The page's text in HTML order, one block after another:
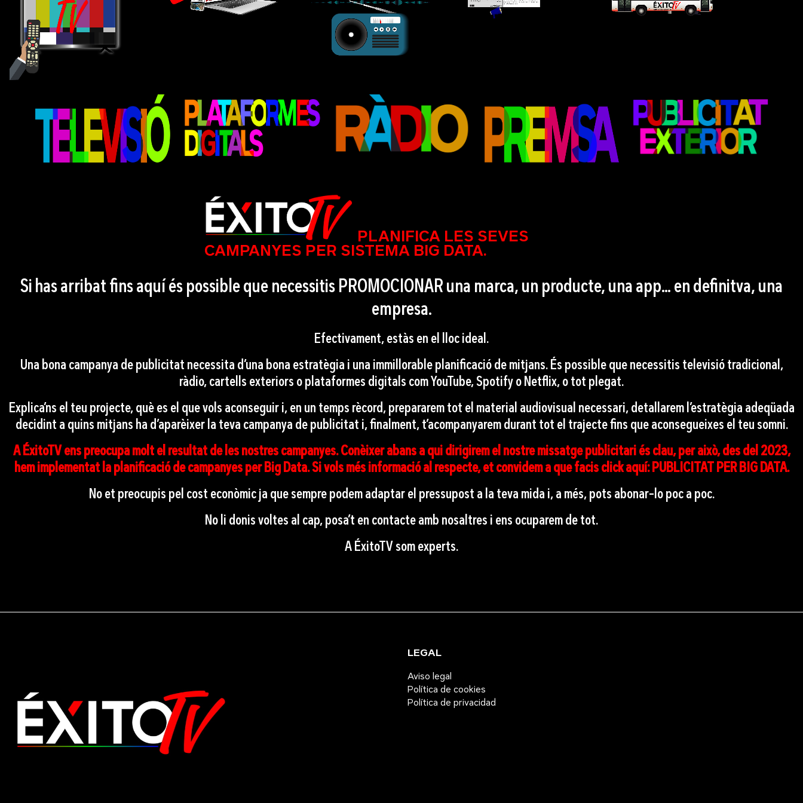
PLANIFICA LES SEVES
CAMPANYES PER SISTEMA BIG DATA.
Si has arribat fins aquí és possible que necessitis PROMOCIONAR una marca, un producte, una app… en definitva, una
empresa.
Efectivament, estàs en el lloc ideal.
Una bona campanya de publicitat necessita d’una bona estratègia i una immillorable planificació de mitjans. És possible que necessitis televisió tradicional,
ràdio, cartells exteriors o plataformes digitals com YouTube, Spotify o Netflix, o tot plegat.
Explica’ns el teu projecte, què es el que vols aconseguir i, en un temps rècord, prepararem tot el material audiovisual necessari, detallarem l’estratègia adeqüada
decidint a quins mitjans ha d’aparèixer la teva campanya de publicitat i, finalment, t’acompanyarem durant tot el trajecte fins que aconsegueixes el teu somni.
A ÉxitoTV ens preocupa molt el resultat de les nostres campanyes. Conèixer abans a qui dirigirem el nostre missatge publicitari és clau, per això, des del 2023,
hem implementat la planificació de campanyes per Big Data. Si vols més informació al respecte, et convidem a que facis click aquí: PUBLICITAT PER BIG DATA.
No et preocupis pel cost econòmic ja que sempre podem adaptar el pressupost a la teva mida i, a més, pots abonar-lo poc a poc.
No li donis voltes al cap, posa’t en contacte amb nosaltres i ens ocuparem de tot.
A ÉxitoTV som experts.
LEGAL
Aviso legal
Política de cookies
Política de privacidad